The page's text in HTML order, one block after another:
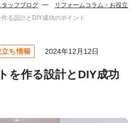
タッフブログ
リフォームコラム・お役立
る設計とDIY成功のポイント
ち情報 2024年12月12日
を作る設計とDIY成功